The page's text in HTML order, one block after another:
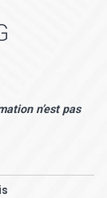
n’est pas